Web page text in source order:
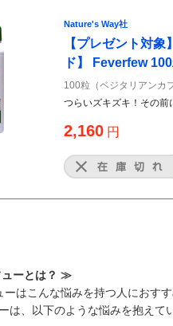
Nature's Way社
【プレゼント対
ド】 Feverfew
100粒（ベジタリアンカ
つらいズキズキ！その前
2,160 円
ーとは？ ≫
ーはこんな悩みを持つ人におす
は、以下のような悩みを抱えて